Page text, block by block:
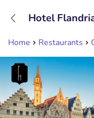
Home Restaurants
Hotel